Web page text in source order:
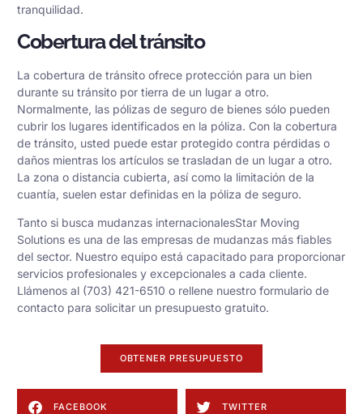
tranquilidad.
Cobertura del tránsito
La cobertura de tránsito ofrece protección para un bien
durante su tránsito por tierra de un lugar a otro.
Normalmente, las pólizas de seguro de bienes sólo pueden
cubrir los lugares identificados en la póliza. Con la cobertura
de tránsito, usted puede estar protegido contra pérdidas o
daños mientras los artículos se trasladan de un lugar a otro.
La zona o distancia cubierta, así como la limitación de la
cuantía, suelen estar definidas en la póliza de seguro.
Tanto si busca mudanzas internacionalesStar Moving
Solutions es una de las empresas de mudanzas más fiables
del sector. Nuestro equipo está capacitado para proporcionar
servicios profesionales y excepcionales a cada cliente.
Llámenos al (703) 421-6510 o rellene nuestro formulario de
contacto para solicitar un presupuesto gratuito.
OBTENER PRESUPUESTO
FACEBOOK TWITTER